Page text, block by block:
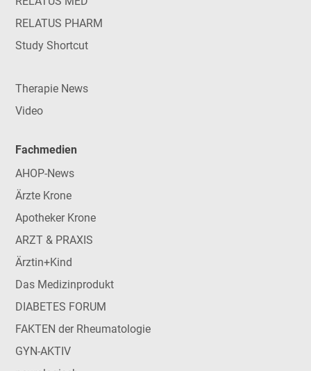
RELATUS PHARM
Study Shortcut
Therapie News
Video
Fachmedien
AHOP-News
Ärzte Krone
Apotheker Krone
ARZT & PRAXIS
Ärztin+Kind
Das Medizinprodukt
DIABETES FORUM
FAKTEN der Rheumatologie
GYN-AKTIV